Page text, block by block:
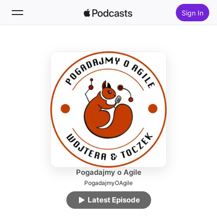
Sign In
Top Charts
Pogadajmy o Agile
PogadajmyOAgile
Latest Episode